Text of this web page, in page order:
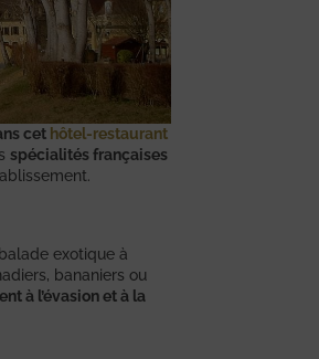
cet hôtel-restaurant
spécialités françaises
exotique à
bananiers ou
à l’évasion et à la